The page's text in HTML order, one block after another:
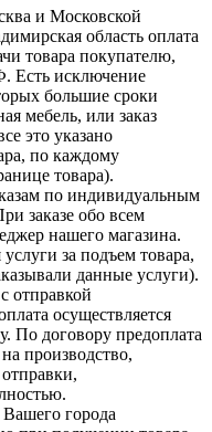
и Московской
область оплата
товара покупателю,
Есть исключение
большие сроки
мебель, или заказ
это указано
по каждому
товара).
по индивидуальным
заказе обо всем
нашего магазина.
за подъем товара,
данные услуги).
отправкой
осуществляется
По договору предоплата
на производство,
Вашего города